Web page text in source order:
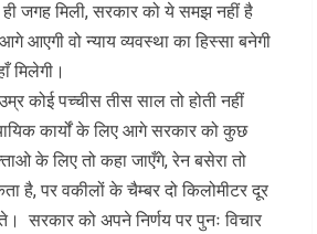
ही जगह मिली, सरकार को ये समझ नहीं है
आएगी वो न्याय व्यवस्था का हिस्सा बनेगी
मिलेगी।
कोई पच्चीस तीस साल तो होती नहीं
कार्यों के लिए आगे सरकार को कुछ
के लिए तो कहा जाएँगे, रेन बसेरा तो
है, पर वकीलों के चैम्बर दो किलोमीटर दूर
सरकार को अपने निर्णय पर पुनः विचार